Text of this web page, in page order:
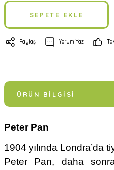
SEPETE EKLE
Paylaş Yorum Yaz
ÜRÜN BILGISI
Peter Pan
1904 yılında Londra’da
Peter Pan, daha